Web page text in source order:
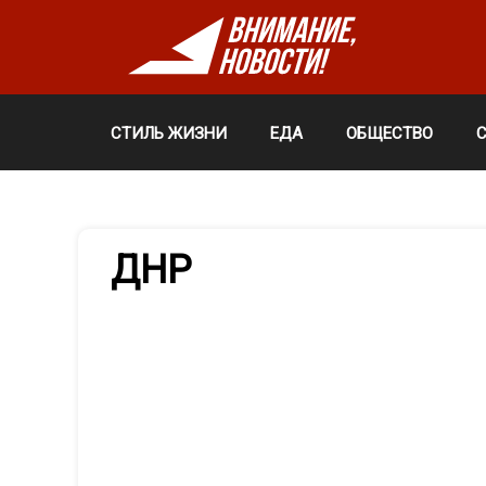
СТИЛЬ ЖИЗНИ ЕДА ОБЩЕСТВО
ДНР